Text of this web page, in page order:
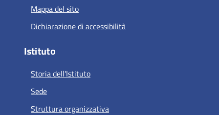
Mappa del sito
Dichiarazione di accessibilità
Istituto
Storia dell'Istituto
Sede
Struttura organizzativa